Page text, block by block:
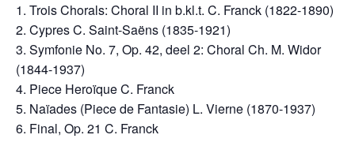
Trois Chorals: Choral II in b.kl.t. C. Franck (1822-1890)
Cypres C. Saint-Saëns (1835-1921)
Symfonie No. 7, Op. 42, deel 2: Choral Ch. M. Widor
(1844-1937)
Piece Heroïque C. Franck
Naïades (Piece de Fantasie) L. Vierne (1870-1937)
Final, Op. 21 C. Franck